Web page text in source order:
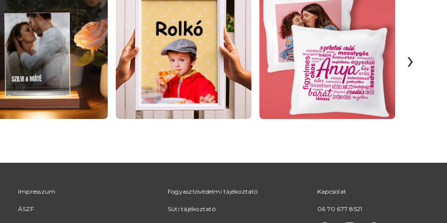
›
Impresszum
ÁSZF
Fogyasztóvédelmi tájékoztató
Süti tájékoztató
Kapcsolat
06 70 677 8521